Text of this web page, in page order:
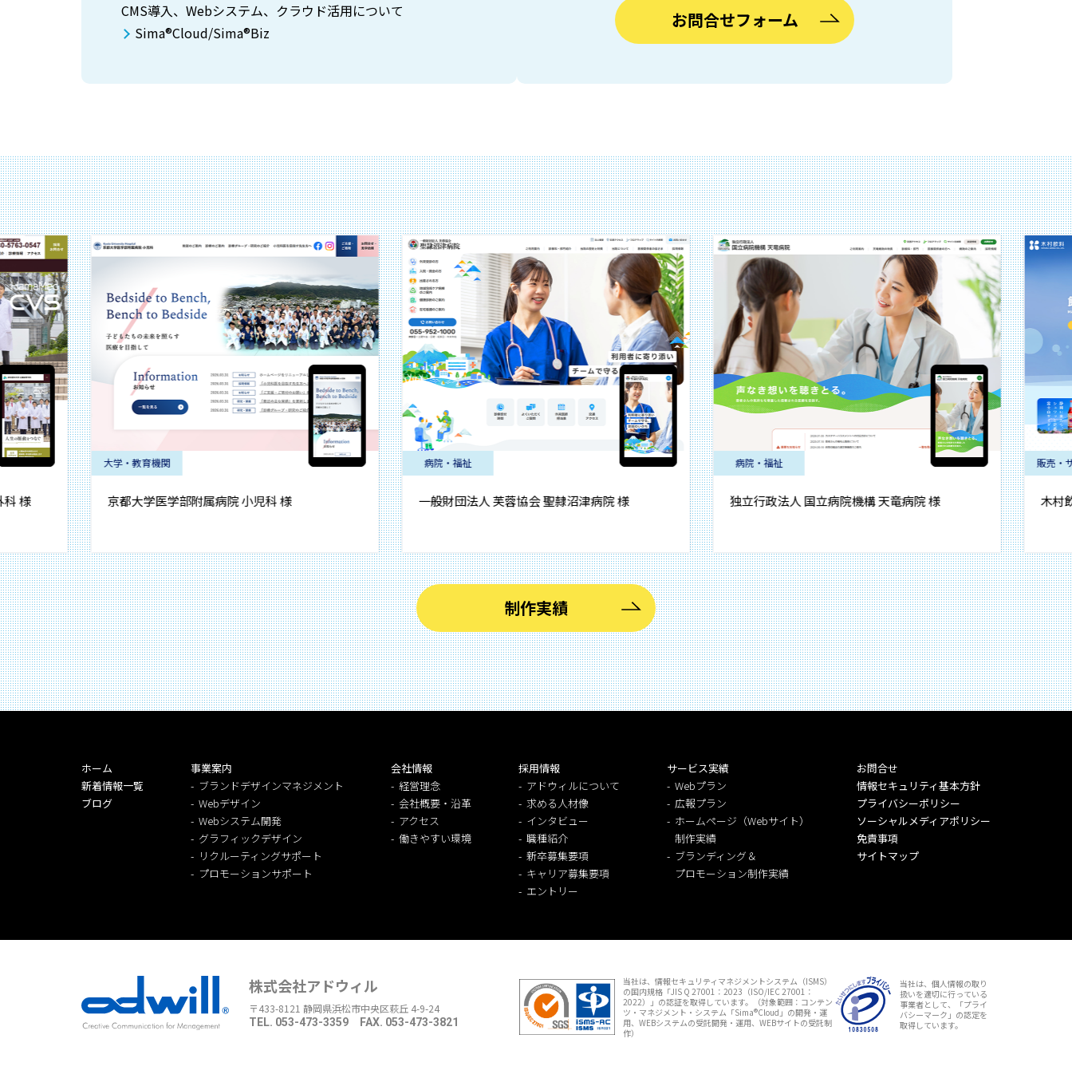
CMS導入、Webシステム、クラウド活用について
Sima®Cloud/Sima®Biz
お問合せフォーム
大学・教育機関
京都大学医学部附属病院 小児科 様
病院・福祉
一般財団法人 芙蓉協会 聖隷沼津病院 様
病院・福祉
独立行政法人 国立病院機構 天竜病院 様
販売・サービス
木村飲料株式会
制作実績
ホーム
新着情報一覧
ブログ
事業案内
ブランドデザインマネジメント
Webデザイン
Webシステム開発
グラフィックデザイン
リクルーティングサポート
プロモーションサポート
会社情報
経営理念
会社概要・沿革
アクセス
働きやすい環境
採用情報
アドウィルについて
求める人材像
インタビュー
職種紹介
新卒募集要項
キャリア募集要項
エントリー
サービス実績
Webプラン
広報プラン
ホームページ（Webサイト）
制作実績
ブランディング＆
プロモーション制作実績
お問合せ
情報セキュリティ基本方針
プライバシーポリシー
ソーシャルメディアポリシー
免責事項
サイトマップ
株式会社アドウィル
〒433-8121 静岡県浜松市中央区萩丘 4-9-24
TEL. 053-473-3359 FAX. 053-473-3821
当社は、情報セキュリティマネジメントシステム（ISMS）
の国内規格「JIS Q 27001：2023（ISO/IEC 27001：
2022）」の認証を取得しています。（対象範囲：コンテン
ツ・マネジメント・システム「Sima®Cloud」の開発・運
用、WEBシステムの受託開発・運用、WEBサイトの受託制
作）
当社は、個人情報の取り
扱いを適切に行っている
事業者として、「プライ
バシーマーク」の認定を
取得しています。